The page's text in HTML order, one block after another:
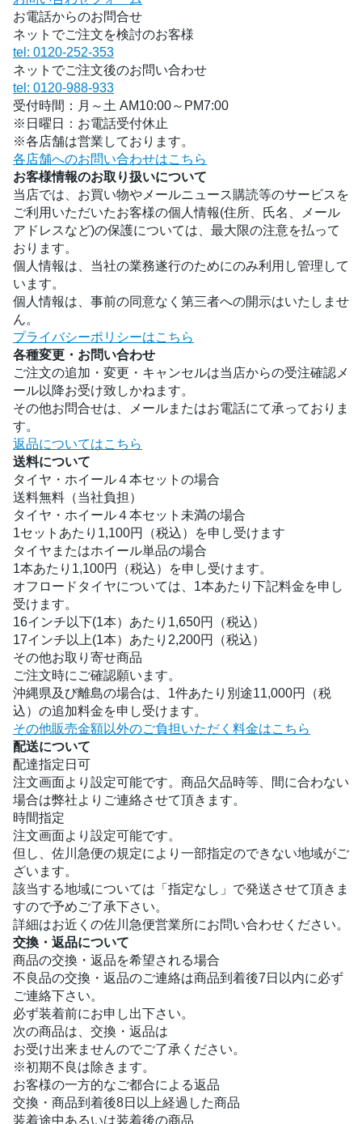
お電話からのお問合せ
ネットでご注文を検討のお客様
tel: 0120-252-353
ネットでご注文後のお問い合わせ
tel: 0120-988-933
受付時間：月～土 AM10:00～PM7:00
※日曜日：お電話受付休止
※各店舗は営業しております。
各店舗へのお問い合わせはこちら
お客様情報のお取り扱いについて
当店では、お買い物やメールニュース購読等のサービスを
ご利用いただいたお客様の個人情報(住所、氏名、メール
アドレスなど)の保護については、最大限の注意を払って
おります。
個人情報は、当社の業務遂行のためにのみ利用し管理して
います。
個人情報は、事前の同意なく第三者への開示はいたしませ
ん。
プライバシーポリシーはこちら
各種変更・お問い合わせ
ご注文の追加・変更・キャンセルは当店からの受注確認メ
ール以降お受け致しかねます。
その他お問合せは、メールまたはお電話にて承っておりま
す。
返品についてはこちら
送料について
タイヤ・ホイール４本セットの場合
送料無料（当社負担）
タイヤ・ホイール４本セット未満の場合
1セットあたり1,100円（税込）を申し受けます
タイヤまたはホイール単品の場合
1本あたり1,100円（税込）を申し受けます。
オフロードタイヤについては、1本あたり下記料金を申し
受けます。
16インチ以下(1本）あたり1,650円（税込）
17インチ以上(1本）あたり2,200円（税込）
その他お取り寄せ商品
ご注文時にご確認願います。
沖縄県及び離島の場合は、1件あたり別途11,000円（税
込）の追加料金を申し受けます。
その他販売金額以外のご負担いただく料金はこちら
配送について
配達指定日可
注文画面より設定可能です。商品欠品時等、間に合わない
場合は弊社よりご連絡させて頂きます。
時間指定
注文画面より設定可能です。
但し、佐川急便の規定により一部指定のできない地域がご
ざいます。
該当する地域については「指定なし」で発送させて頂きま
すので予めご了承下さい。
詳細はお近くの佐川急便営業所にお問い合わせください。
交換・返品について
商品の交換・返品を希望される場合
不良品の交換・返品のご連絡は商品到着後7日以内に必ず
ご連絡下さい。
必ず装着前にお申し出下さい。
次の商品は、交換・返品は
お受け出来ませんのでご了承ください。
※初期不良は除きます。
お客様の一方的なご都合による返品
交換・商品到着後8日以上経過した商品
装着途中あるいは装着後の商品